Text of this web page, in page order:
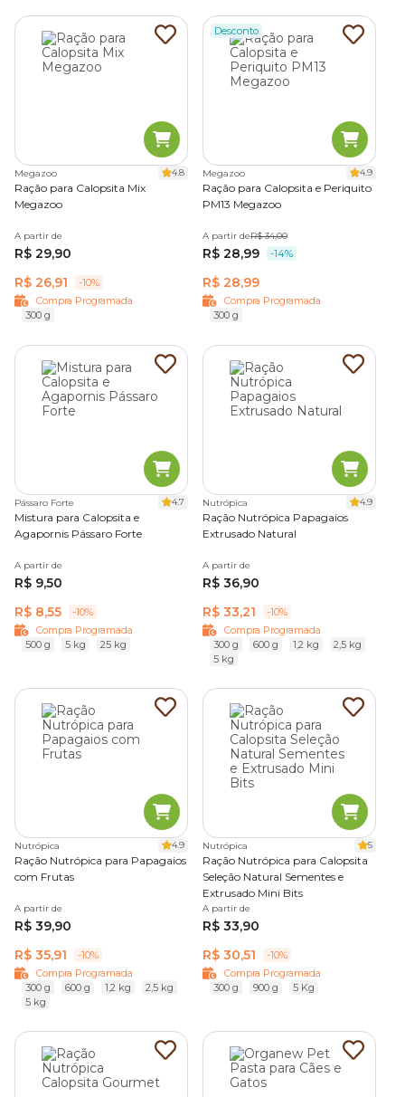
Megazoo 4.8
Ração para Calopsita Mix
Megazoo
A partir de
R$ 29,90
R$ 26,91
-10%
Compra Programada
300 g
Desconto
Megazoo 4.9
Ração para Calopsita e Periquito
PM13 Megazoo
A partir deR$ 34,00
R$ 28,99 -14%
R$ 28,99
Compra Programada
300 g
Pássaro Forte 4.7
Mistura para Calopsita e
Agapornis Pássaro Forte
A partir de
R$ 9,50
R$ 8,55
-10%
Compra Programada
500 g
5 kg 25 kg
Nutrópica 4.9
Ração Nutrópica Papagaios
Extrusado Natural
A partir de
R$ 36,90
R$ 33,21
-10%
Compra Programada
300 g
600 g 1,2 kg
2,5 kg
5 kg
Nutrópica 4.9
Ração Nutrópica para Papagaios
com Frutas
A partir de
R$ 39,90
R$ 35,91
-10%
Compra Programada
300 g
600 g 1,2 kg
2,5 kg
5 kg
Nutrópica 5
Ração Nutrópica para Calopsita
Seleção Natural Sementes e
Extrusado Mini Bits
A partir de
R$ 33,90
R$ 30,51
-10%
Compra Programada
300 g
900 g 5 Kg